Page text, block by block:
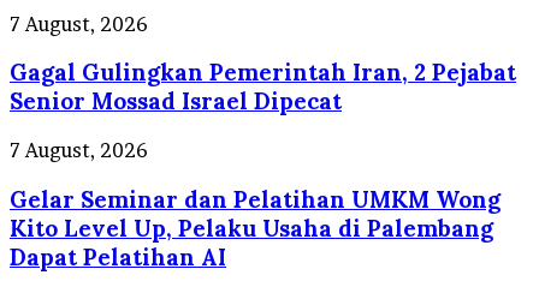
Gagal
Pemerintah
Iran,
2
Pejabat
Senior
Mossad
Israel
Dipecat
7 August, 2026
Gagal Gulingkan Pemerintah Iran, 2 Pejabat
Senior Mossad Israel Dipecat
Gelar
dan
Pelatihan
UMKM
Wong
7 August, 2026
Gelar Seminar dan Pelatihan UMKM Wong
Kito Level Up, Pelaku Usaha di Palembang
Dapat Pelatihan AI